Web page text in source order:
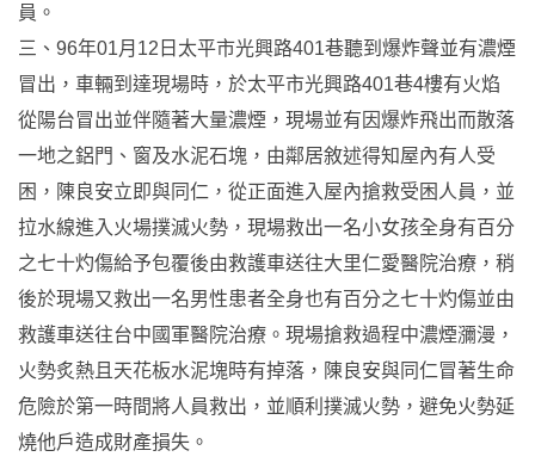
員。
三、96年01月12日太平市光興路401巷聽到爆炸聲並有濃煙
冒出，車輛到達現場時，於太平市光興路401巷4樓有火焰
從陽台冒出並伴隨著大量濃煙，現場並有因爆炸飛出而散落
一地之鋁門、窗及水泥石塊，由鄰居敘述得知屋內有人受
困，陳良安立即與同仁，從正面進入屋內搶救受困人員，並
拉水線進入火場撲滅火勢，現場救出一名小女孩全身有百分
之七十灼傷給予包覆後由救護車送往大里仁愛醫院治療，稍
後於現場又救出一名男性患者全身也有百分之七十灼傷並由
救護車送往台中國軍醫院治療。現場搶救過程中濃煙瀰漫，
火勢炙熱且天花板水泥塊時有掉落，陳良安與同仁冒著生命
危險於第一時間將人員救出，並順利撲滅火勢，避免火勢延
燒他戶造成財產損失。